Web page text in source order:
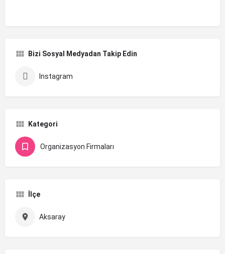
Bizi Sosyal Medyadan Takip Edin
Instagram
Kategori
Organizasyon Firmaları
İlçe
Aksaray